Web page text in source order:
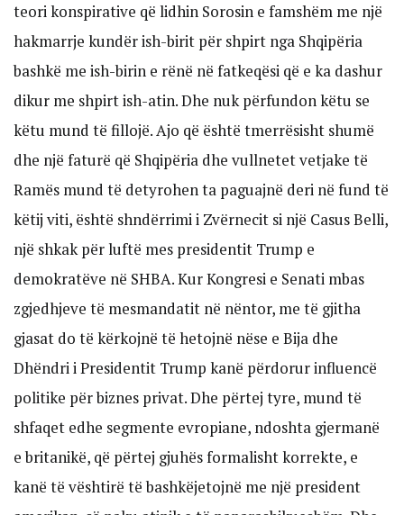
teori konspirative që lidhin Sorosin e famshëm me një
hakmarrje kundër ish-birit për shpirt nga Shqipëria
bashkë me ish-birin e rënë në fatkeqësi që e ka dashur
dikur me shpirt ish-atin. Dhe nuk përfundon këtu se
këtu mund të fillojë. Ajo që është tmerrësisht shumë
dhe një faturë që Shqipëria dhe vullnetet vetjake të
Ramës mund të detyrohen ta paguajnë deri në fund të
këtij viti, është shndërrimi i Zvërnecit si një Casus Belli,
një shkak për luftë mes presidentit Trump e
demokratëve në SHBA. Kur Kongresi e Senati mbas
zgjedhjeve të mesmandatit në nëntor, me të gjitha
gjasat do të kërkojnë të hetojnë nëse e Bija dhe
Dhëndri i Presidentit Trump kanë përdorur influencë
politike për biznes privat. Dhe përtej tyre, mund të
shfaqet edhe segmente evropiane, ndoshta gjermanë
e britanikë, që përtej gjuhës formalisht korrekte, e
kanë të vështirë të bashkëjetojnë me një president